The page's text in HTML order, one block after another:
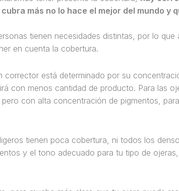
más no lo hace el mejor del mundo y
tienen necesidades distintas, por lo
en cuenta la cobertura.
corrector está determinado por su
con menos cantidad de producto. Para las
con alta concentración de pigmentos,
tienen poca cobertura, ni todos los
y el tono adecuado para tu tipo de